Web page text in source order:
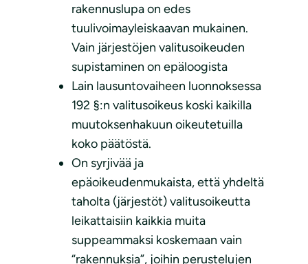
rakennuslupa on edes
tuulivoimayleiskaavan mukainen.
Vain järjestöjen valitusoikeuden
supistaminen on epäloogista
Lain lausuntovaiheen luonnoksessa
192 §:n valitusoikeus koski kaikilla
muutoksenhakuun oikeutetuilla
koko päätöstä.
On syrjivää ja
epäoikeudenmukaista, että yhdeltä
taholta (järjestöt) valitusoikeutta
leikattaisiin kaikkia muita
suppeammaksi koskemaan vain
“rakennuksia”, joihin perustelujen